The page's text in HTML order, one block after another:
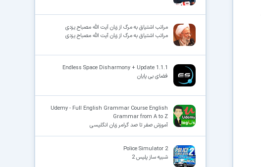
مراتب اشتیاق به مرگ از زبان آیت الله مصباح یزدی
مراتب اشتیاق به مرگ از زبان آیت الله مصباح یزدی
Endless Space Disharmony + Update 1.1.1
فضای بی پایان
Udemy - Full English Grammar Course English
Grammar from A to Z
آموزش صفر تا صد گرامر زبان انگلیسی
Police Simulator 2
شبیه ساز پلیس 2